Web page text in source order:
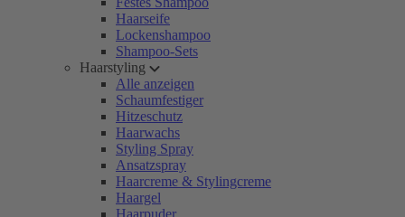
Haarseife
Lockenshampoo
Shampoo-Sets
Haarstyling
Alle anzeigen
Schaumfestiger
Hitzeschutz
Haarwachs
Styling Spray
Ansatzspray
Haarcreme & Stylingcreme
Haargel
Haarpuder